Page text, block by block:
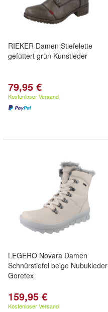
RIEKER Damen Stiefelette
gefüttert grün Kunstleder
79,95 €
Kostenloser Versand
LEGERO Novara Damen
Schnürstiefel beige Nubukleder
Goretex
159,95 €
Kostenloser Versand